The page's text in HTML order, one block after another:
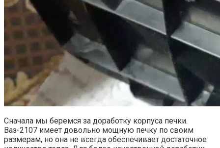
Сначала мы беремся за доработку корпуса печки.
Ваз-2107 имеет довольно мощную печку по своим
размерам, но она не всегда обеспечивает достаточное